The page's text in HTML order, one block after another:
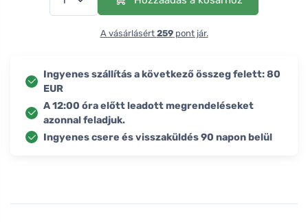
A vásárlásért 259pont jár.
Ingyenes szállítás a következő összeg felett: 80
EUR
A 12:00 óra előtt leadott megrendeléseket
azonnal feladjuk.
Ingyenes csere és visszaküldés 90 napon belül